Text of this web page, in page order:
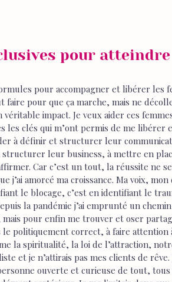
pour atteindre
pour accompagner et libérer les
faire pour que ça marche, mais ne
impact. Je veux aider ces
les clés qui m’ont permis de me
à définir et structurer leur
structurer leur business, à mettre en
Car c’est un tout, la réussite ne
j’ai amorcé ma croissance. Ma voix,
le blocage, c’est en identifiant le
la pandémie j’ai emprunté un
pour enfin me trouver et oser
politiquement correct, à faire attention
la spiritualité, la loi de l’attraction,
et je n’attirais pas mes clients de
ouverte et curieuse de tout,